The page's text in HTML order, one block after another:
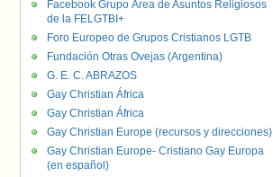
Facebook Grupo Área de Asuntos Religiosos
de la FELGTBI+
Foro Europeo de Grupos Cristianos LGTB
Fundación Otras Ovejas (Argentina)
G. E. C. ABRAZOS
Gay Christian África
Gay Christian África
Gay Christian Europe (recursos y direcciones)
Gay Christian Europe- Cristiano Gay Europa
(en español)